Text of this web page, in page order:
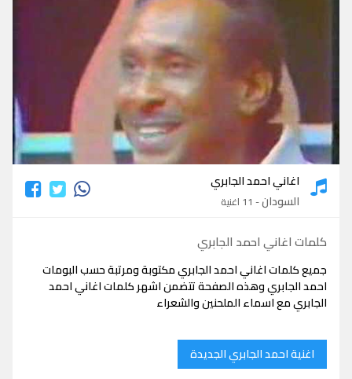
كلمات اغاني احمد الجابري
اغاني احمد الجابري
السودان- 11 اغنية
كلمات اغاني احمد الجابري
جميع كلمات اغاني احمد الجابري مكتوبة ومرتبة حسب البومات
احمد الجابري وهذه الصفحة تتضمن اشهر كلمات اغاني احمد
الجابري مع اسماء الملحنين والشعراء
اغنية احمد الجابري الجديدة